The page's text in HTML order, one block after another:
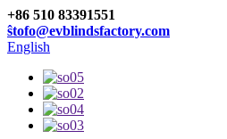
+86 510 83391551
ŝtofo@evblindsfactory.com
English